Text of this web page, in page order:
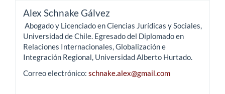
Alex Schnake Gálvez
Abogado y Licenciado en Ciencias Jurídicas y Sociales,
Universidad de Chile. Egresado del Diplomado en
Relaciones Internacionales, Globalización e
Integración Regional, Universidad Alberto Hurtado.
Correo electrónico: schnake.alex@gmail.com